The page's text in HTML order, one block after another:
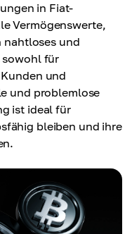
in Fiat-
Vermögenswerte,
nahtloses und
sowohl für
und
und problemlose
ist ideal für
bleiben und ihre